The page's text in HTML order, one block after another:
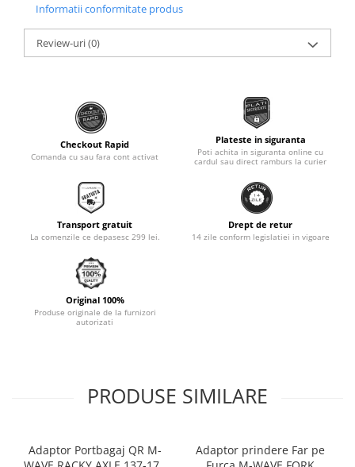
Informatii conformitate produs
Review-uri(0)
Checkout Rapid
Comanda cu sau fara cont activat
Plateste in siguranta
Poti achita in siguranta online cu
cardul sau direct ramburs la curier
Transport gratuit
La comenzile ce depasesc 299 lei.
Drept de retur
14 zile conform legislatiei in vigoare
Original 100%
Produse originale de la furnizori
autorizati
PRODUSE SIMILARE
Adaptor Portbagaj QR M-
Adaptor prindere Far pe